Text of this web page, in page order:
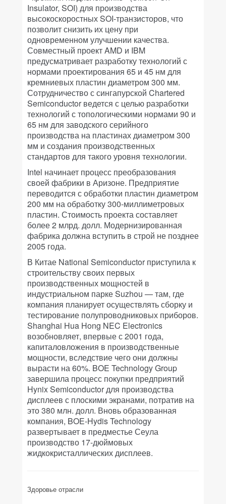
Insulator, SOI) для производства
высокоскоростных SOI-транзисторов, что
позволит снизить их цену при
одновременном улучшении качества.
Совместный проект AMD и IBM
предусматривает разработку технологий с
нормами проектирования 65 и 45 нм для
кремниевых пластин диаметром 300 мм.
Сотрудничество с сингапурской Chartered
Semiconductor ведется с целью разработки
технологий с топологическими нормами 90 и
65 нм для заводского серийного
производства на пластинах диаметром 300
мм и создания производственных
стандартов для такого уровня технологии.
Intel начинает процесс преобразования
своей фабрики в Аризоне. Предприятие
переводится с обработки пластин диаметром
200 мм на обработку 300-миллиметровых
пластин. Стоимость проекта составляет
более 2 млрд. долл. Модернизированная
фабрика должна вступить в строй не позднее
2005 года.
В Китае National Semiconductor приступила к
строительству своих первых
производственных мощностей в
индустриальном парке Suzhou — там, где
компания планирует осуществлять сборку и
тестирование полупроводниковых приборов.
Shanghai Hua Hong NEC Electronics
возобновляет, впервые с 2001 года,
капиталовложения в производственные
мощности, вследствие чего они должны
вырасти на 60%. BOE Technology Group
завершила процесс покупки предприятий
Hynix Semiconductor для производства
дисплеев с плоскими экранами, потратив на
это 380 млн. долл. Вновь образованная
компания, BOE-Hydis Technology
развертывает в предместье Сеула
производство 17-дюймовых
жидкокристаллических дисплеев.
Здоровье отрасли